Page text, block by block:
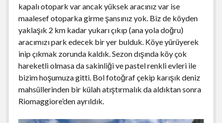
kapalı otopark var ancak yüksek aracınız var ise
maalesef otoparka girme şansınız yok. Biz de köyden
yaklaşık 2 km kadar yukarı çıkıp (ana yola doğru)
aracımızı park edecek bir yer bulduk. Köye yürüyerek
inip çıkmak zorunda kaldık. Sezon dışında köy çok
hareketli olmasa da sakinliği ve pastel renkli evleri ile
bizim hoşumuza gitti. Bol fotoğraf çekip karışık deniz
mahsüllerinden bir külah atıştırmalık da aldıktan sonra
Riomaggiore’den ayrıldık.